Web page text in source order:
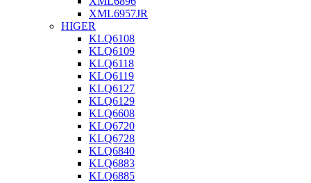
XML6957JR
HIGER
KLQ6108
KLQ6109
KLQ6118
KLQ6119
KLQ6127
KLQ6129
KLQ6608
KLQ6720
KLQ6728
KLQ6840
KLQ6883
KLQ6885